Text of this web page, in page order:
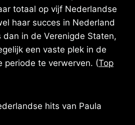
totaal op vijf Nederlandse
haar succes in Nederland
in de Verenigde Staten,
een vaste plek in de
periode te verwerven. (Top
hits van Paula